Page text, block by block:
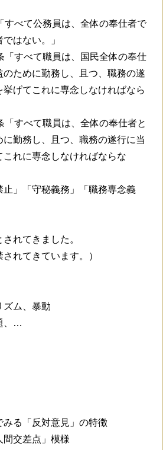
すべて公務員は、全体の奉仕者で
はない。」
「すべて職員は、国民全体の奉仕
ために勤務し、且つ、職務の遂
げてこれに専念しなければなら
「すべて職員は、全体の奉仕者と
に勤務し、且つ、職務の遂行に当
れに専念しなければならな
止」「守秘義務」「職務専念義
れてきました。
されてきています。）
ズム、暴動
、…
みる「反対意見」の特徴
間交差点」模様